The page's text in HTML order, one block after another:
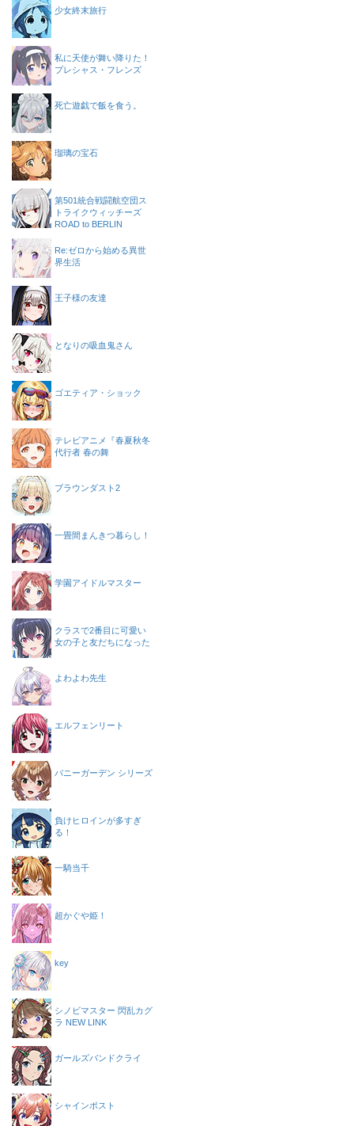
少女終末旅行
私に天使が舞い降りた！
プレシャス・フレンズ
死亡遊戯で飯を食う。
瑠璃の宝石
第501統合戦闘航空団ス
トライクウィッチーズ
ROAD to BERLIN
Re:ゼロから始める異世
界生活
王子様の友達
となりの吸血鬼さん
ゴエティア・ショック
テレビアニメ『春夏秋冬
代行者 春の舞
ブラウンダスト2
一畳間まんきつ暮らし！
学園アイドルマスター
クラスで2番目に可愛い
女の子と友だちになった
よわよわ先生
エルフェンリート
バニーガーデン シリーズ
負けヒロインが多すぎ
る！
一騎当千
超かぐや姫！
key
シノビマスター 閃乱カグ
ラ NEW LINK
ガールズバンドクライ
シャインポスト